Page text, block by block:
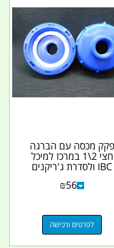
פקק מכסה עם הברגה
חצי 2\1 במרכז למיכל
IBC ולסדרת ג'ריקנים
11.18.20.25.30.60
ליטר...
₪56
לפרטים ורכישה